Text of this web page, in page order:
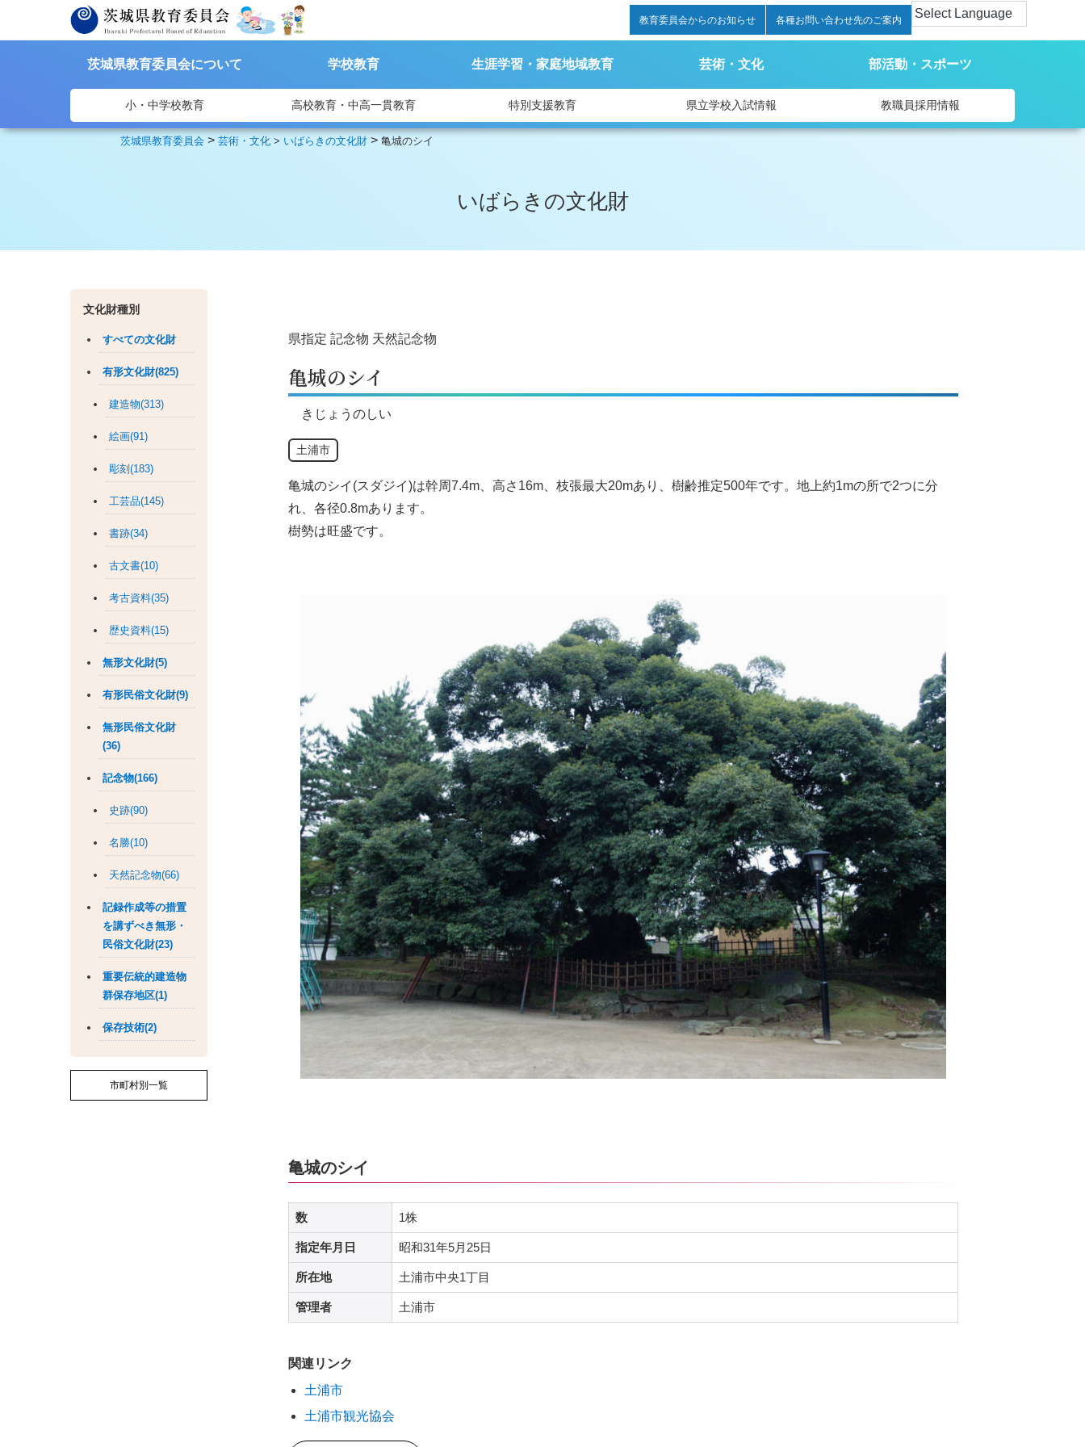
教育委員会からのお知らせ 各種お問い合わせ先のご案内
茨城県教育委員会について 学校教育 生涯学習・家庭地域教育 芸術・文化 部活動・スポーツ
小・中学校教育 高校教育・中高一貫教育 特別支援教育 県立学校入試情報 教職員採用情報
茨城県教育委員会 >芸術・文化 > いばらきの文化財 >亀城のシイ
いばらきの文化財
文化財種別
すべての文化財
有形文化財(825)
建造物(313)
絵画(91)
彫刻(183)
工芸品(145)
書跡(34)
古文書(10)
考古資料(35)
歴史資料(15)
無形文化財(5)
有形民俗文化財(9)
無形民俗文化財
(36)
記念物(166)
史跡(90)
名勝(10)
天然記念物(66)
記録作成等の措置
を講ずべき無形・
民俗文化財(23)
重要伝統的建造物
群保存地区(1)
保存技術(2)
市町村別一覧
県指定 記念物 天然記念物
亀城のシイ
きじょうのしい
土浦市
亀城のシイ(スダジイ)は幹周7.4m、高さ16m、枝張最大20mあり、樹齢推定500年です。地上約1mの所で2つに分
れ、各径0.8mあります。
樹勢は旺盛です。
亀城のシイ
数 1株
指定年月日 昭和31年5月25日
所在地 土浦市中央1丁目
管理者 土浦市
関連リンク
土浦市
土浦市観光協会